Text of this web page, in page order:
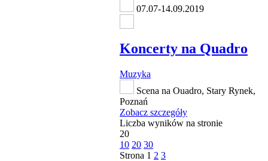
07.07-14.09.2019
Koncerty na Quadro
Muzyka
Scena na Ouadro, Stary Rynek,
Poznań
Zobacz szczegóły
Liczba wyników na stronie
20
10 20 30
Strona 1 2 3